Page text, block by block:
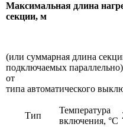
Максимальная длина
секции, м
(или суммарная длина
подключаемых
от
типа автоматического
Тип
Температура
включения, °С